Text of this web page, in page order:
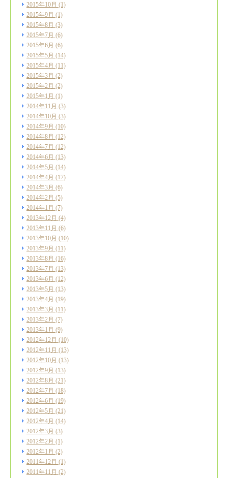
2015年10月 (1)
2015年9月 (1)
2015年8月 (3)
2015年7月 (6)
2015年6月 (6)
2015年5月 (14)
2015年4月 (11)
2015年3月 (2)
2015年2月 (2)
2015年1月 (1)
2014年11月 (3)
2014年10月 (3)
2014年9月 (10)
2014年8月 (12)
2014年7月 (12)
2014年6月 (13)
2014年5月 (14)
2014年4月 (17)
2014年3月 (6)
2014年2月 (5)
2014年1月 (7)
2013年12月 (4)
2013年11月 (6)
2013年10月 (10)
2013年9月 (11)
2013年8月 (16)
2013年7月 (13)
2013年6月 (12)
2013年5月 (13)
2013年4月 (19)
2013年3月 (11)
2013年2月 (7)
2013年1月 (9)
2012年12月 (10)
2012年11月 (13)
2012年10月 (13)
2012年9月 (13)
2012年8月 (21)
2012年7月 (18)
2012年6月 (19)
2012年5月 (21)
2012年4月 (14)
2012年3月 (3)
2012年2月 (1)
2012年1月 (2)
2011年12月 (1)
2011年11月 (2)